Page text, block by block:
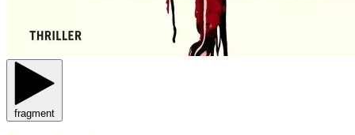
fragment